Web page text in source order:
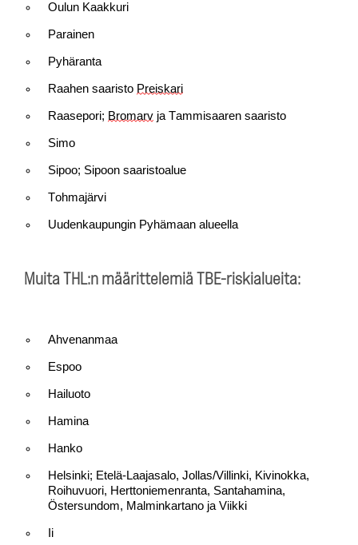
Oulun Kaakkuri
Parainen
Pyhäranta
Raahen saaristo Preiskari
Raasepori; Bromarv ja Tammisaaren saaristo
Simo
Sipoo; Sipoon saaristoalue
Tohmajärvi
Uudenkaupungin Pyhämaan alueella
Muita THL:n määrittelemiä TBE-riskialueita:
Ahvenanmaa
Espoo
Hailuoto
Hamina
Hanko
Helsinki; Etelä-Laajasalo, Jollas/Villinki, Kivinokka,
Roihuvuori, Herttoniemenranta, Santahamina,
Östersundom, Malminkartano ja Viikki
Ii